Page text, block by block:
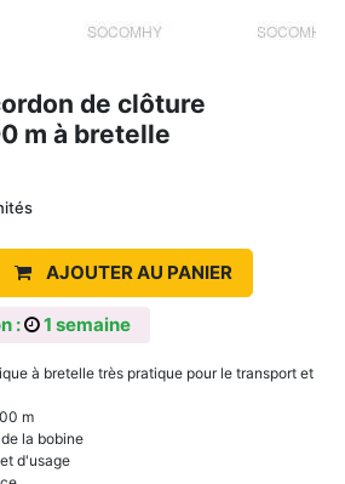
de clôture
m à bretelle
AJOUTER AU PANIER
: 1 semaine
à bretelle très pratique pour le transport et
m
la bobine
d'usage